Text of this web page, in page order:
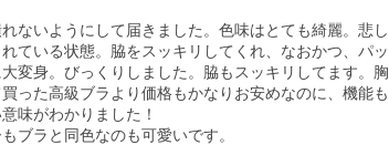
ないようにして届きました。色味はとても綺麗。悲
ている状態。脇をスッキリしてくれ、なおかつ、パ
変身。びっくりしました。脇もスッキリしてます。
った高級ブラより価格もかなりお安めなのに、機能
味がわかりました！
ブラと同色なのも可愛いです。